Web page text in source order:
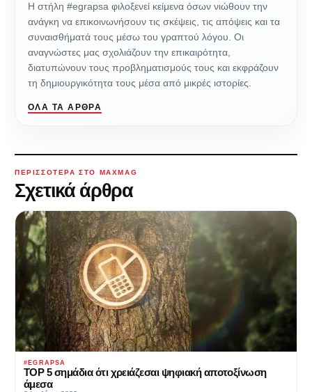
Η στήλη #egrapsa φιλοξενεί κείμενα όσων νιώθουν την
ανάγκη να επικοινωνήσουν τις σκέψεις, τις απόψεις και τα
συναισθήματά τους μέσω του γραπτού λόγου. Οι
αναγνώστες μας σχολιάζουν την επικαιρότητα,
διατυπώνουν τους προβληματισμούς τους και εκφράζουν
τη δημιουργικότητα τους μέσα από μικρές ιστορίες.
ΌΛΑ ΤΑ ΆΡΘΡΑ
ΠΕΡΙΣΣΌΤΕΡΑ ΣΤΟ MAXMAG
Σχετικά άρθρα
#EGRAPSA
TOP 5 σημάδια ότι χρειάζεσαι ψηφιακή αποτοξίνωση
άμεσα